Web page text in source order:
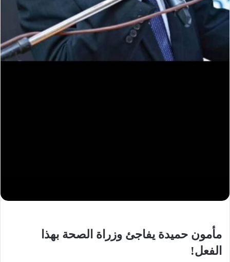
مأمون حميدة يفاجئ وزراة الصحة بهذا
الفعل!